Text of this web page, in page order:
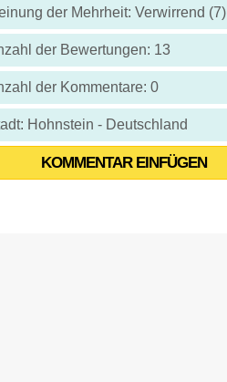
der Mehrheit: Verwirrend (7)
der Bewertungen: 13
der Kommentare: 0
Hohnstein - Deutschland
KOMMENTAR EINFÜGEN